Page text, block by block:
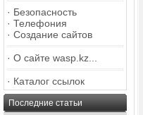
· Безопасность
· Телефония
· Создание сайтов
· О сайте wasp.kz...
· Каталог ссылок
Последние статьи